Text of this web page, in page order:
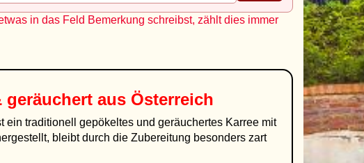
in das Feld Bemerkung schreibst, zählt dies immer
aus Österreich
ein traditionell gepökeltes und geräuchertes Karree mit
bleibt durch die Zubereitung besonders zart